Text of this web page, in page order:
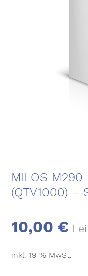
MILOS M290
(QTV1000) –
10,00€
inkl. 19 % MwSt.